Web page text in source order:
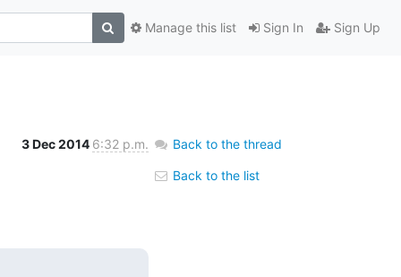
Sign In Sign Up
Manage this list
3 Dec 2014 6:32 p.m. Back to the thread
Back to the list